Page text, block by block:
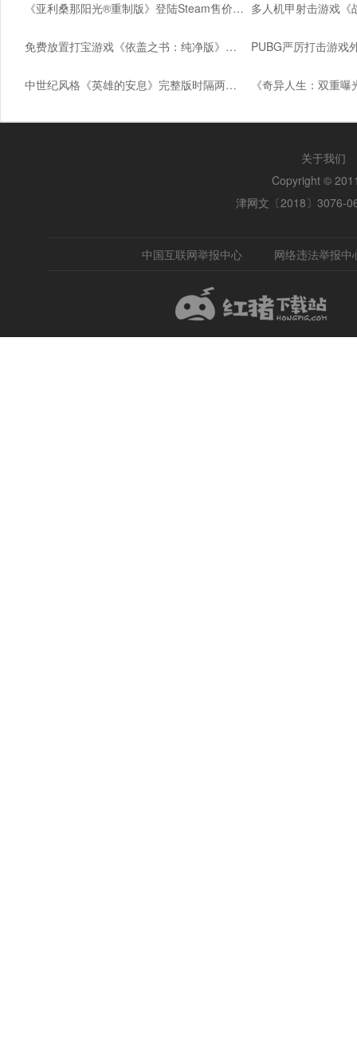
《亚利桑那阳光®重制版》登陆Steam售价148元
免费放置打宝游戏《依盖之书：纯净版》登陆Steam
中世纪风格《英雄的安息》完整版时隔两年推出
关于我们
Copyright ©
津网文〔2018〕3076-
中国互联网举报中心 网络违法举报中